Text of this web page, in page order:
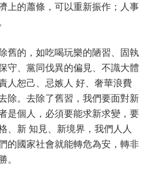
上的蕭條，可以重新振作；人事
的，如吃喝玩樂的陋習、固執
守、黨同伐異的偏見、不識大體
人恕己、忌嫉人 好、奢華浪費
除。去除了舊習，我們要面對新
是個人，必須要能求新求變，要
、新 知見、新境界，我們人人
的國家社會就能轉危為安，轉非
。